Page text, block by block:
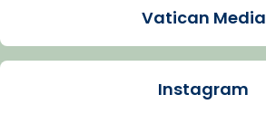
Arquebisbat de Barcelona
Vatican Media
Instagram